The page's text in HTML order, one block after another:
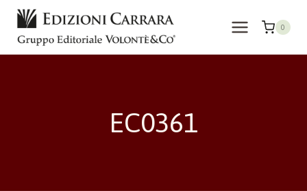
Salta
contenuto
0
EC0361